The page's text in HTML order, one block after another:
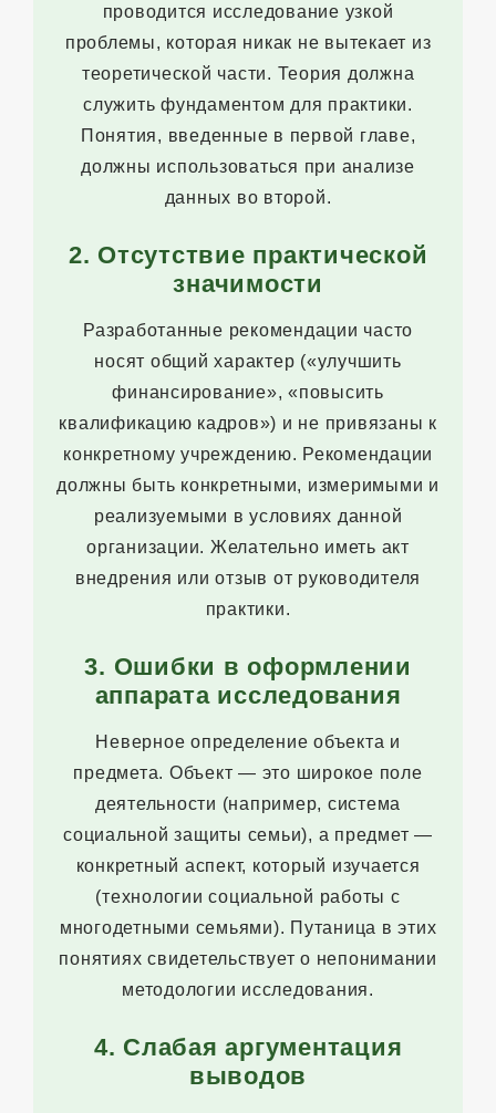
проводится исследование узкой
проблемы, которая никак не вытекает из
теоретической части. Теория должна
служить фундаментом для практики.
Понятия, введенные в первой главе,
должны использоваться при анализе
данных во второй.
2. Отсутствие практической
значимости
Разработанные рекомендации часто
носят общий характер («улучшить
финансирование», «повысить
квалификацию кадров») и не привязаны к
конкретному учреждению. Рекомендации
должны быть конкретными, измеримыми и
реализуемыми в условиях данной
организации. Желательно иметь акт
внедрения или отзыв от руководителя
практики.
3. Ошибки в оформлении
аппарата исследования
Неверное определение объекта и
предмета. Объект — это широкое поле
деятельности (например, система
социальной защиты семьи), а предмет —
конкретный аспект, который изучается
(технологии социальной работы с
многодетными семьями). Путаница в этих
понятиях свидетельствует о непонимании
методологии исследования.
4. Слабая аргументация
выводов